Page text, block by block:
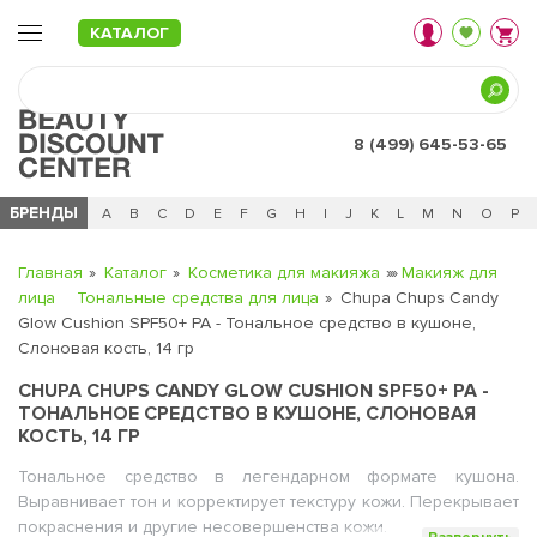
КАТАЛОГ
8 (499) 645-53-65
БРЕНДЫ
Ч 0 - 9 A B C D E F G H I J K L M N O P
Главная Каталог Косметика для макияжа
Макияж для
лица
Тональные средства для лица
Chupa Chups Candy
Glow Cushion SPF50+ PA - Тональное средство в кушоне,
Слоновая кость, 14 гр
CHUPA CHUPS CANDY GLOW CUSHION SPF50+ PA -
ТОНАЛЬНОЕ СРЕДСТВО В КУШОНЕ, СЛОНОВАЯ
КОСТЬ, 14 ГР
Тональное средство в легендарном формате кушона.
Выравнивает тон и корректирует текстуру кожи. Перекрывает
покраснения и другие несовершенства кожи.